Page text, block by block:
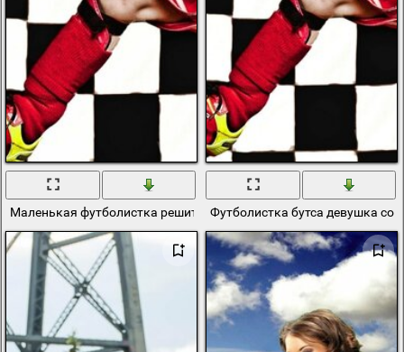
Маленькая футболистка решительно настроенаФутболистка бутса девушка